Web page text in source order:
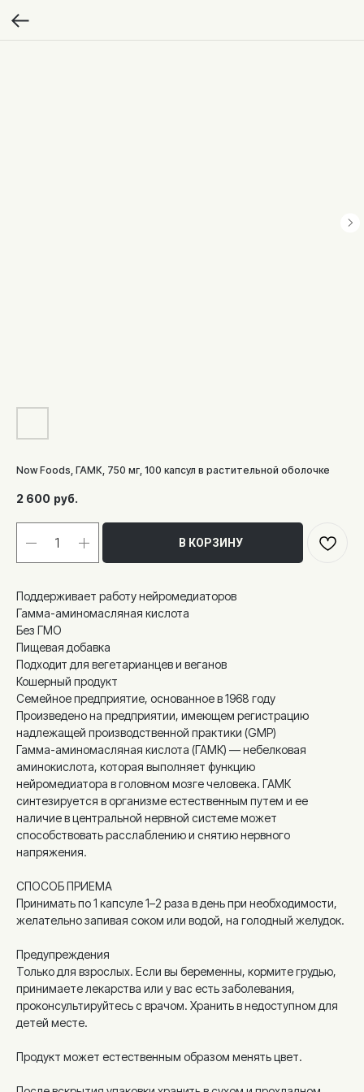
Now Foods, ГАМК, 750 мг, 100 капсул в растительной оболочке
2 600 руб.
В КОРЗИНУ
Поддерживает работу нейромедиаторов
Гамма-аминомасляная кислота
Без ГМО
Пищевая добавка
Подходит для вегетарианцев и веганов
Кошерный продукт
Семейное предприятие, основанное в 1968 году
Произведено на предприятии, имеющем регистрацию
надлежащей производственной практики (GMP)
Гамма-аминомасляная кислота (ГАМК) — небелковая
аминокислота, которая выполняет функцию
нейромедиатора в головном мозге человека. ГАМК
синтезируется в организме естественным путем и ее
наличие в центральной нервной системе может
способствовать расслаблению и снятию нервного
напряжения.
СПОСОБ ПРИЕМА
Принимать по 1 капсуле 1–2 раза в день при необходимости,
желательно запивая соком или водой, на голодный желудок.
Предупреждения
Только для взрослых. Если вы беременны, кормите грудью,
принимаете лекарства или у вас есть заболевания,
проконсультируйтесь с врачом. Хранить в недоступном для
детей месте.
Продукт может естественным образом менять цвет.